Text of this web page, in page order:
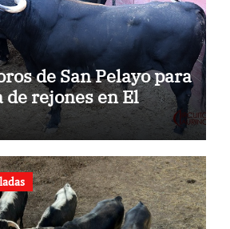
de San Pelayo para
rejones en El